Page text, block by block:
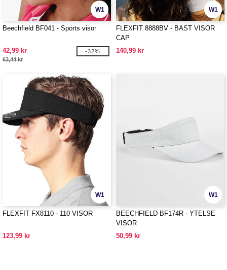
W1
Beechfield BF041 - Sports visor
42,99 kr
63,44 kr
-32%
W1
FLEXFIT 8888BV - BAST VISOR
CAP
140,99 kr
W1
FLEXFIT FX8110 - 110 VISOR
123,99 kr
W1
BEECHFIELD BF174R - YTELSE
VISOR
50,99 kr